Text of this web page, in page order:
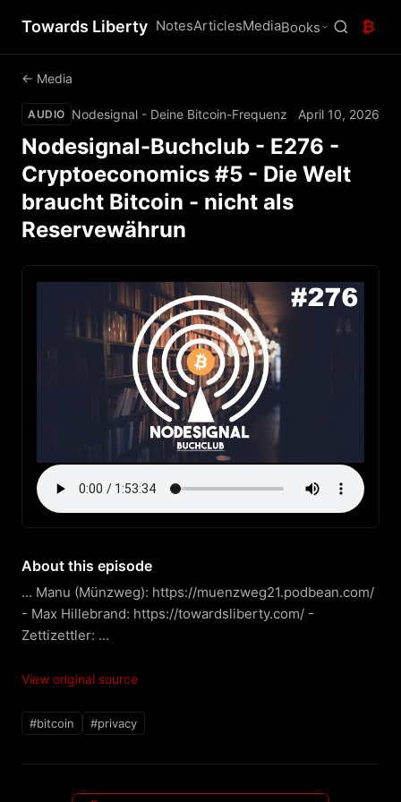
Towards Liberty NotesArticlesMediaBooks ₿
← Media
AUDIO Nodesignal - Deine Bitcoin-Frequenz April 10, 2026
Nodesignal-Buchclub - E276 -
Cryptoeconomics #5 - Die Welt
braucht Bitcoin - nicht als
Reservewährun
About this episode
... Manu (Münzweg): https://muenzweg21.podbean.com/
- Max Hillebrand: https://towardsliberty.com/ -
Zettizettler: ...
View original source
#bitcoin #privacy